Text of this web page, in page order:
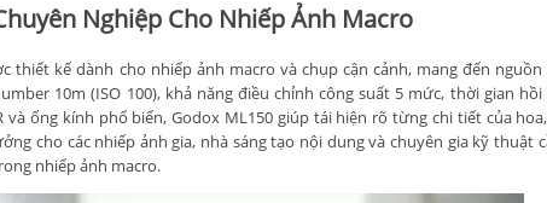
Nghiệp Cho Nhiếp Ảnh Macro
thiết kế dành cho nhiếp ảnh macro và chụp cận cảnh, mang đến nguồn
10m (ISO 100), khả năng điều chỉnh công suất 5 mức, thời gian
ống kính phổ biến, Godox ML150 giúp tái hiện rõ từng chi tiết của
cho các nhiếp ảnh gia, nhà sáng tạo nội dung và chuyên gia kỹ thuật
nhiếp ảnh macro.